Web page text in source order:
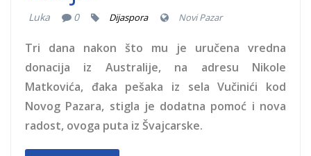
Luka 0 Dijaspora Novi Pazar
Tri dana nakon što mu je uručena vredna
donacija iz Australije, na adresu Nikole
Matkovića, đaka pešaka iz sela Vučinići kod
Novog Pazara, stigla je dodatna pomoć i nova
radost, ovoga puta iz Švajcarske.